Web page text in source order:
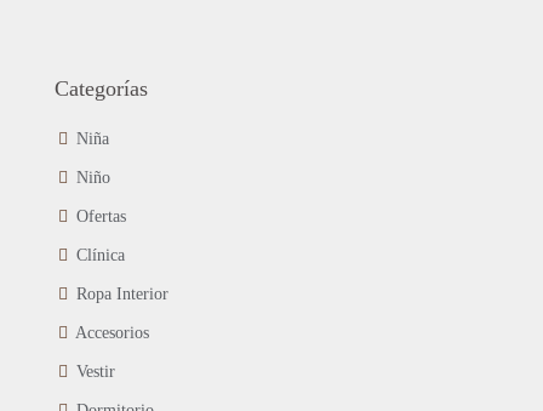
Categorías
Niña
Niño
Ofertas
Clínica
Ropa Interior
Accesorios
Vestir